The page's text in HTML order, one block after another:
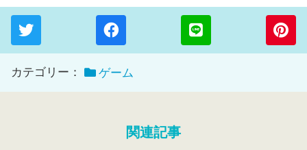
カテゴリー： ゲーム
関連記事